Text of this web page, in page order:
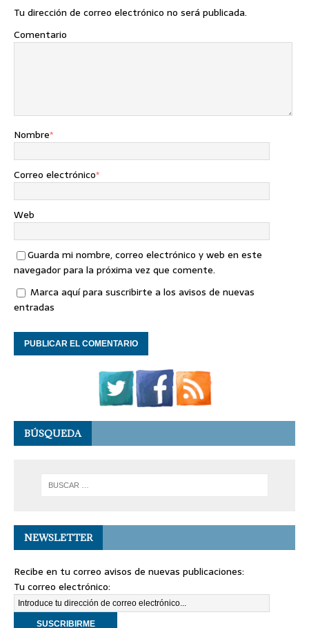
Tu dirección de correo electrónico no será publicada.
Comentario
Nombre*
Correo electrónico*
Web
Guarda mi nombre, correo electrónico y web en este
navegador para la próxima vez que comente.
Marca aquí para suscribirte a los avisos de nuevas
entradas
BÚSQUEDA
NEWSLETTER
Recibe en tu correo avisos de nuevas publicaciones:
Tu correo electrónico: